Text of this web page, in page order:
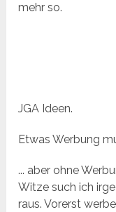
mehr so.
JGA Ideen.
Etwas Werbung
... aber ohne
Witze such ich
raus. Vorerst